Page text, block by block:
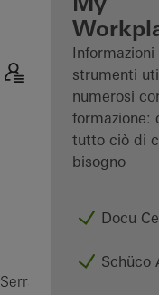
strumenti
numerosi
formazione:
tutto ciò di
bisogno
Docu
Schüco
Serramentisti